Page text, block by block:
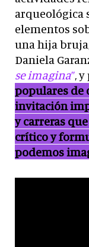
arqueológica
elementos
una hija
Daniela
se imagina”,
populares de
invitación
y carreras
crítico y
podemos